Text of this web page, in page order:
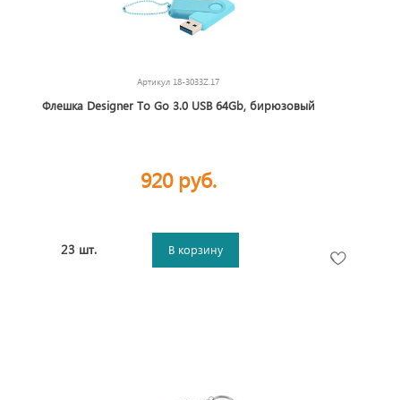
Артикул 18-3033Z.17
Флешка Designer To Go 3.0 USB 64Gb, бирюзовый
920 руб.
23 шт. В корзину